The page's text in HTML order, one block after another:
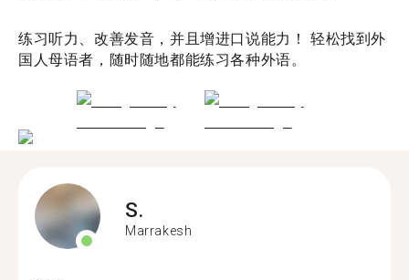
练习听力、改善发音，并且增进口说能力！ 轻松找到外
国人母语者，随时随地都能练习各种外语。
S.
Marrakesh